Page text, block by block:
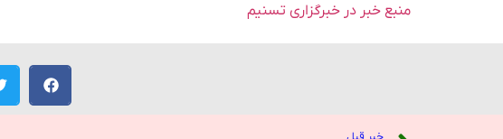
منبع خبر در خبرگزاری تسنیم